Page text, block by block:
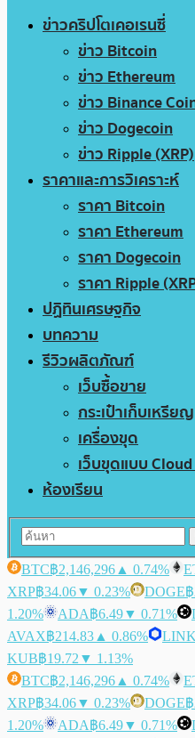
ข่าวคริปโตเคอเรนซี่
ข่าว Bitcoin
ข่าว Ethereum
ข่าว Binance
ข่าว Dogecoin
ข่าว Ripple (XRP)
ราคาและการวิเคราะห์
ราคา Bitcoin
ราคา Ethereum
ราคา Dogecoin
ราคา Ripple
ปฏิทินเศรษฐกิจ
บทความ
รีวิวผลิตภัณฑ์
เว็บซื้อขาย
กระเป๋าเก็บเหรียญ
เครื่องขุด
เว็บขุดแบบ
ห้องเรียน
BTC฿2,146,296 ▲ 0.74%
XRP฿34.06▼ 0.23% DOGE
1.20%
ADA฿6.49▼ 0.71%
AVAX฿214.83 ▲ 0.86% LINK
KUB฿19.72 ▼ 1.13%
BTC฿2,146,296 ▲ 0.74%
XRP฿34.06▼ 0.23% DOGE
1.20%
ADA฿6.49▼ 0.71%